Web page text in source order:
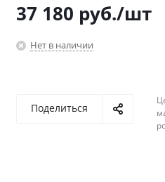
37 180 руб./шт
Нет в наличии
Поделиться